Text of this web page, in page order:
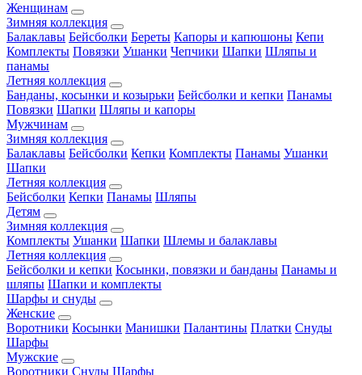
Женщинам
Зимняя коллекция
Балаклавы Бейсболки Береты Капоры и капюшоны Кепи
Комплекты Повязки Ушанки Чепчики Шапки Шляпы и
панамы
Летняя коллекция
Банданы, косынки и козырьки Бейсболки и кепки Панамы
Повязки Шапки Шляпы и капоры
Мужчинам
Зимняя коллекция
Балаклавы Бейсболки Кепки Комплекты Панамы Ушанки
Шапки
Летняя коллекция
Бейсболки Кепки Панамы Шляпы
Детям
Зимняя коллекция
Комплекты Ушанки Шапки Шлемы и балаклавы
Летняя коллекция
Бейсболки и кепки Косынки, повязки и банданы Панамы и
шляпы Шапки и комплекты
Шарфы и снуды
Женские
Воротники Косынки Манишки Палантины Платки Снуды
Шарфы
Мужские
Воротники Снуды Шарфы